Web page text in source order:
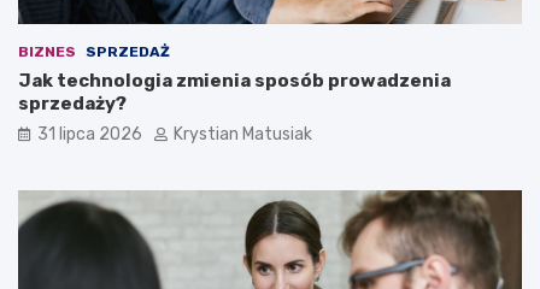
BIZNES SPRZEDAŻ
Jak technologia zmienia sposób prowadzenia
sprzedaży?
31 lipca 2026 Krystian Matusiak